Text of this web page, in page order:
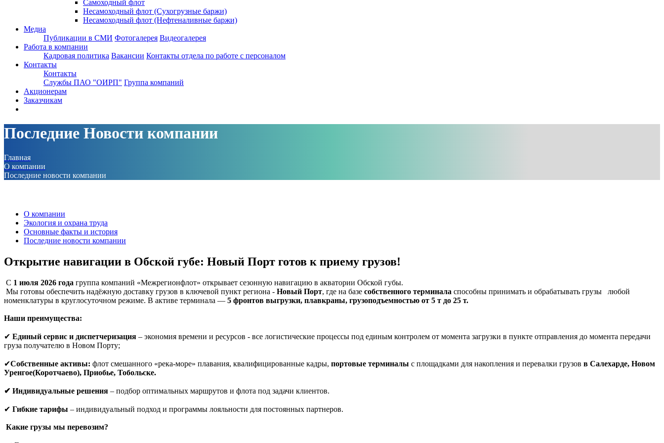
Самоходный флот
Несамоходный флот (Сухогрузные баржи)
Несамоходный флот (Нефтеналивные баржи)
Медиа
Публикации в СМИ Фотогалерея Видеогалерея
Работа в компании
Кадровая политика Вакансии Контакты отдела по работе с персоналом
Контакты
Контакты
Службы ПАО "ОИРП" Группа компаний
Акционерам
Заказчикам
Последние Новости компании
Главная
О компании
Последние новости компании
О компании
Экология и охрана труда
Основные факты и история
Последние новости компании
Открытие навигации в Обской губе: Новый Порт готов к приему грузов!
С 1 июля 2026 года группа компаний «Межрегионфлот» открывает сезонную навигацию в акватории Обской губы.
Мы готовы обеспечить надёжную доставку грузов в ключевой пункт региона - Новый Порт, где на базе собственного терминала способны принимать и обрабатывать грузы любой
номенклатуры в круглосуточном режиме. В активе терминала — 5 фронтов выгрузки, плавкраны, грузоподъемностью от 5 т до 25 т.
Наши преимущества:
✔ Единый сервис и диспетчеризация – экономия времени и ресурсов - все логистические процессы под единым контролем от момента загрузки в пункте отправления до момента передачи
груза получателю в Новом Порту;
✔Собственные активы: флот смешанного «река-море» плавания, квалифицированные кадры, портовые терминалы с площадками для накопления и перевалки грузов в Салехарде, Новом
Уренгое(Коротчаево), Приобье, Тобольске.
✔ Индивидуальные решения – подбор оптимальных маршрутов и флота под задачи клиентов.
✔ Гибкие тарифы – индивидуальный подход и программы лояльности для постоянных партнеров.
Какие грузы мы перевозим?